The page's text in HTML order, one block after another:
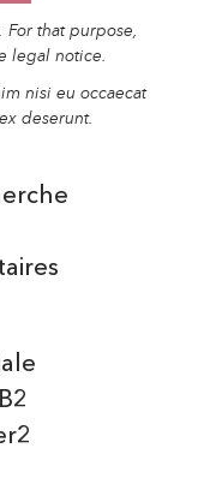
For that purpose,
legal notice.
nisi eu occaecat
deserunt.